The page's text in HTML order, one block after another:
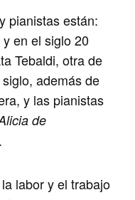
pianistas están:
en el siglo 20
Tebaldi, otra de
además de
y las pianistas
de
labor y el trabajo